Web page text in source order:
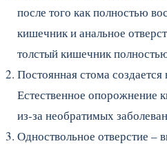
после того как полностью
кишечник и анальное
толстый кишечник
Постоянная стома
Естественное опорожнение
из-за необратимых
Одноствольное отверстие –